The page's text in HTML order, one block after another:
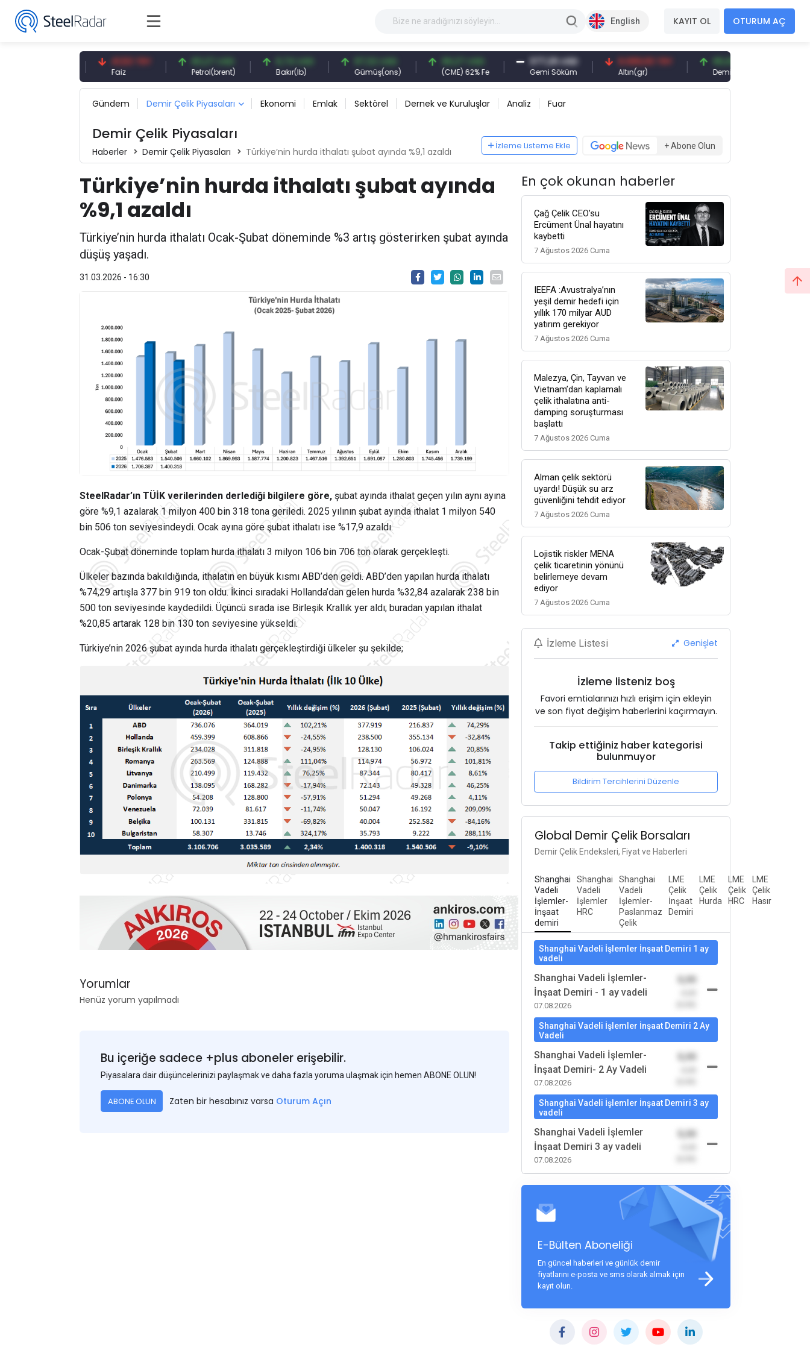
English KAYIT OL OTURUM AÇ
41,53 TRY 83,27 USD
Petrol(brent)
6,74 USD
Bakır(lb)
97,32 USD
Gümüş(ons)
96,27 USD
(CME) 62% Fe
377,25 USD
Gemi Söküm
6.089,00 TRY
Altın(gr)
95,00 USD
Demir Cevheri 61% Fe
Gündem Demir Çelik Piyasaları Ekonomi Emlak Sektörel Dernek ve Kuruluşlar Analiz Fuar
Demir Çelik Piyasaları
Haberler Demir Çelik Piyasaları Türkiye’nin hurda ithalatı şubat ayında %9,1 azaldı
İzleme Listeme Ekle + Abone Olun
Türkiye’nin hurda ithalatı şubat ayında
%9,1 azaldı
Türkiye’nin hurda ithalatı Ocak-Şubat döneminde %3 artış gösterirken şubat ayında
düşüş yaşadı.
31.03.2026 - 16:30
SteelRadar’ın TÜİK verilerinden derlediği bilgilere göre, şubat ayında ithalat geçen yılın aynı ayına
göre %9,1 azalarak 1 milyon 400 bin 318 tona geriledi. 2025 yılının şubat ayında ithalat 1 milyon 540
bin 506 ton seviyesindeydi. Ocak ayına göre şubat ithalatı ise %17,9 azaldı.
Ocak-Şubat döneminde toplam hurda ithalatı 3 milyon 106 bin 706 ton olarak gerçekleşti.
Ülkeler bazında bakıldığında, ithalatın en büyük kısmı ABD’den geldi. ABD’den yapılan hurda ithalatı
%74,29 artışla 377 bin 919 ton oldu. İkinci sıradaki Hollanda’dan gelen hurda %32,84 azalarak 238 bin
500 ton seviyesinde kaydedildi. Üçüncü sırada ise Birleşik Krallık yer aldı; buradan yapılan ithalat
%20,85 artarak 128 bin 130 ton seviyesine yükseldi.
Türkiye’nin 2026 şubat ayında hurda ithalatı gerçekleştirdiği ülkeler şu şekilde;
Yorumlar
Henüz yorum yapılmadı
Bu içeriğe sadece +plus aboneler erişebilir.
Piyasalara dair düşüncelerinizi paylaşmak ve daha fazla yoruma ulaşmak için hemen ABONE OLUN!
ABONE OLUN Zaten bir hesabınız varsa Oturum Açın
En çok okunan haberler
Çağ Çelik CEO’su
Ercüment Ünal hayatını
kaybetti
7 Ağustos 2026 Cuma
IEEFA :Avustralya’nın
yeşil demir hedefi için
yıllık 170 milyar AUD
yatırım gerekiyor
7 Ağustos 2026 Cuma
Malezya, Çin, Tayvan ve
Vietnam’dan kaplamalı
çelik ithalatına anti-
damping soruşturması
başlattı
7 Ağustos 2026 Cuma
Alman çelik sektörü
uyardı! Düşük su arz
güvenliğini tehdit ediyor
7 Ağustos 2026 Cuma
Lojistik riskler MENA
çelik ticaretinin yönünü
belirlemeye devam
ediyor
7 Ağustos 2026 Cuma
İzleme Listesi Genişlet
İzleme listeniz boş
Favori emtialarınızı hızlı erişim için ekleyin
ve son fiyat değişim haberlerini kaçırmayın.
Takip ettiğiniz haber kategorisi
bulunmuyor
Bildirim Tercihlerini Düzenle
Global Demir Çelik Borsaları
Demir Çelik Endeksleri, Fiyat ve Haberleri
Shanghai
Vadeli
İşlemler-
İnşaat
demiri
Shanghai
Vadeli
İşlemler
HRC
Shanghai
Vadeli
İşlemler-
Paslanmaz
Çelik
LME
Çelik
İnşaat
Demiri
LME
Çelik
Hurda
LME
Çelik
HRC
LME
Çelik
Hasır
Shanghai Vadeli İşlemler İnşaat Demiri 1 ay
vadeli
Shanghai Vadeli İşlemler-
İnşaat Demiri - 1 ay vadeli
07.08.2026
0,00
Shanghai Vadeli İşlemler İnşaat Demiri 2 Ay
Vadeli
Shanghai Vadeli İşlemler-
İnşaat Demiri- 2 Ay Vadeli
07.08.2026
0,00
Shanghai Vadeli İşlemler İnşaat Demiri 3 ay
vadeli
Shanghai Vadeli İşlemler
İnşaat Demiri 3 ay vadeli
07.08.2026
0,00
E-Bülten Aboneliği
En güncel haberleri ve günlük demir
fiyatlarını e-posta ve sms olarak almak için
kayıt olun.